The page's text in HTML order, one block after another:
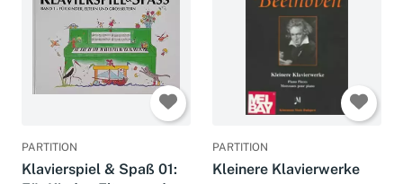
PARTITION
Klavierspiel & Spaß 01:
PARTITION
Kleinere Klavierwerke